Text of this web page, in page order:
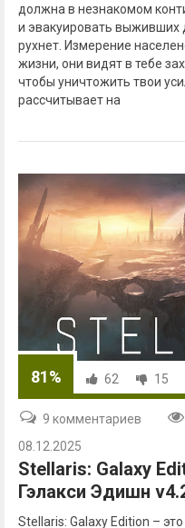
должна в незнакомом
и эвакуировать выживших
рухнет. Измерение
жизни, они видят в тебе
чтобы уничтожить твои
рассчитывает на
81% 62 15
9 комментариев
08.12.2025
Stellaris: Galaxy
Гэлакси Эдишн
Stellaris: Galaxy Edition –